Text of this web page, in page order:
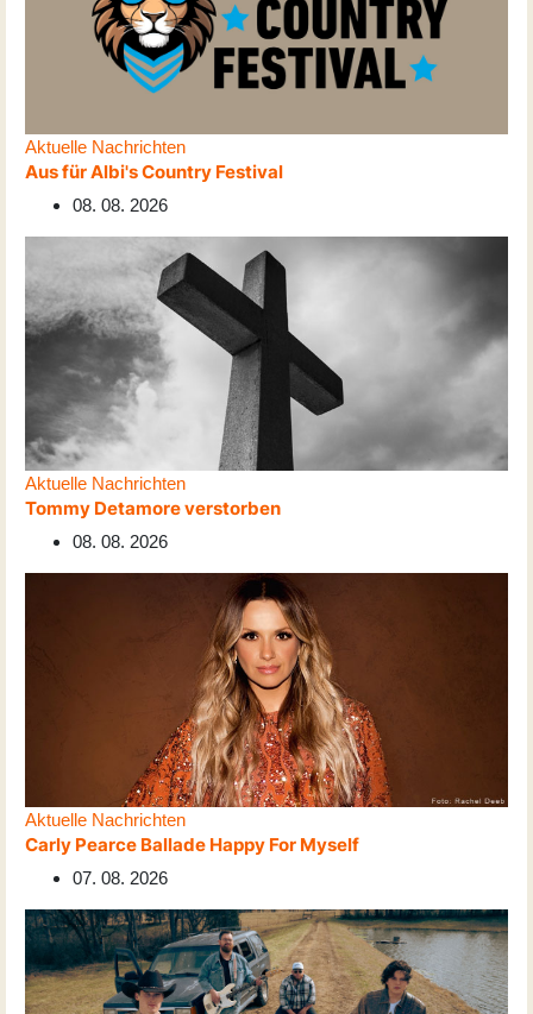
Aktuelle Nachrichten
Aus für Albi's Country Festival
08. 08. 2026
Aktuelle Nachrichten
Tommy Detamore verstorben
08. 08. 2026
Aktuelle Nachrichten
Carly Pearce Ballade Happy For Myself
07. 08. 2026